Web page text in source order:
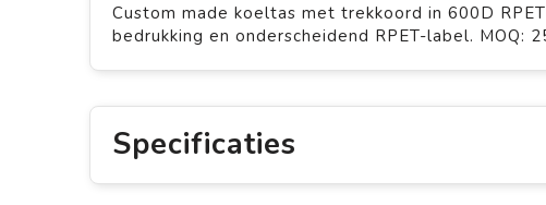
Custom made koeltas met trekkoord in 600D
bedrukking en onderscheidend RPET-label. MOQ:
Specificaties